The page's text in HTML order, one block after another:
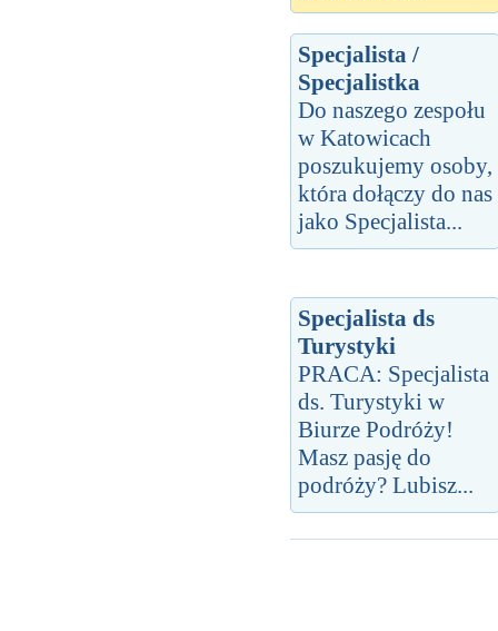
Specjalista /
Specjalistka
Do naszego zespołu
w Katowicach
poszukujemy osoby,
która dołączy do nas
jako Specjalista...
Specjalista ds
Turystyki
PRACA: Specjalista
ds. Turystyki w
Biurze Podróży!
Masz pasję do
podróży? Lubisz...